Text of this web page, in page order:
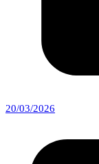
20/03/2026